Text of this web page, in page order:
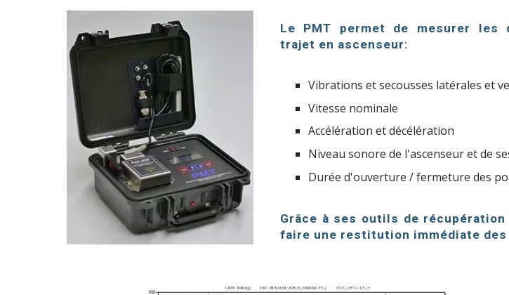
Le PMT permet de mesurer les
trajet en ascenseur:
Vibrations et secousses latérales et
Vitesse nominale
Accélération et décélération
Niveau sonore de l'ascenseur et de
Durée d'ouverture / fermeture des
Grâce à ses outils de récupération
faire une restitution immédiate